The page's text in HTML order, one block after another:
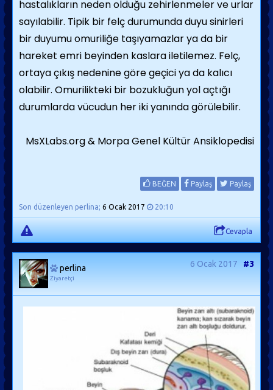
hastalıkların neden olduğu zehirlenmeler ve urlar
sayılabilir. Tipik bir felç durumunda duyu sinirleri
bir duyumu omuriliğe taşıyamazlar ya da bir
hareket emri beyinden kaslara iletilemez. Felç,
ortaya çıkış nedenine göre geçici ya da kalıcı
olabilir. Omurilikteki bir bozukluğun yol açtığı
durumlarda vücudun her iki yanında görülebilir.
MsXLabs.org & Morpa Genel Kültür Ansiklopedisi
BEĞEN Paylaş Paylaş
Son düzenleyen perlina; 6 Ocak 2017 20:10
Cevapla
perlina
Ziyaretçi
6 Ocak 2017 #3